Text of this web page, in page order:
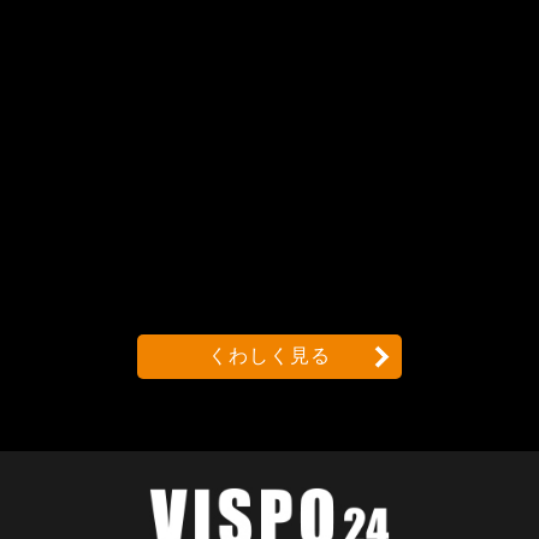
くわしく見る